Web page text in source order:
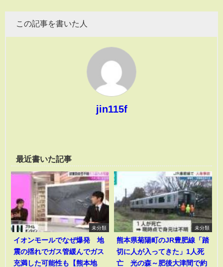
この記事を書いた人
jin115f
最近書いた記事
未分類
イオンモールでなぜ爆発 地
震の揺れでガス管緩んでガス
充満した可能性も【熊本地
未分類
熊本県菊陽町のJR豊肥線「踏
切に人が入ってきた」1人死
亡 光の森～肥後大津間で約